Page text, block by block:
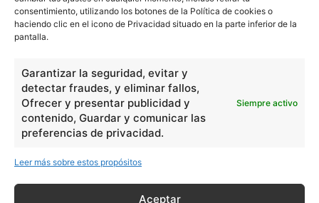
consentimiento, utilizando los botones de la Política de cookies o
haciendo clic en el icono de Privacidad situado en la parte inferior de la
pantalla.
Garantizar la seguridad, evitar y
detectar fraudes, y eliminar fallos,
Ofrecer y presentar publicidad y
contenido, Guardar y comunicar las
preferencias de privacidad.
Siempre activo
Leer más sobre estos propósitos
Aceptar
Varios
Las formas del relieve y sus características
Números romanos 260245
Ángulos agudo, obtuso, recto y...
En Filosofía
Teoría de los Cuatro Elementos